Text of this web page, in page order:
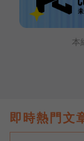
本
即時熱門文